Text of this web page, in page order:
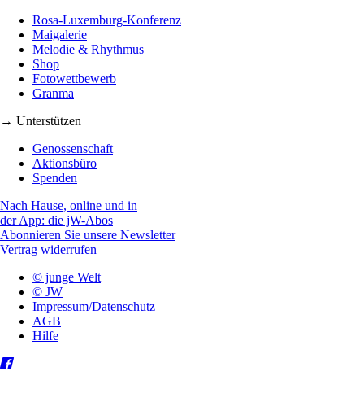
Rosa-Luxemburg-Konferenz
Maigalerie
Melodie & Rhythmus
Shop
Fotowettbewerb
Granma
→ Unterstützen
Genossenschaft
Aktionsbüro
Spenden
Nach Hause, online und in
der App: die jW-Abos
Abonnieren Sie unsere Newsletter
Vertrag widerrufen
© junge Welt
© JW
Impressum/Datenschutz
AGB
Hilfe